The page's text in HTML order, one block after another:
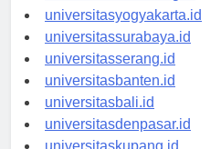
universitassemarang.id
universitasyogyakarta.id
universitassurabaya.id
universitasserang.id
universitasbanten.id
universitasbali.id
universitasdenpasar.id